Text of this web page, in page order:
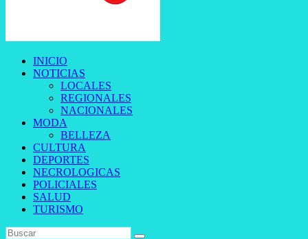
INICIO
NOTICIAS
LOCALES
REGIONALES
NACIONALES
MODA
BELLEZA
CULTURA
DEPORTES
NECROLOGICAS
POLICIALES
SALUD
TURISMO